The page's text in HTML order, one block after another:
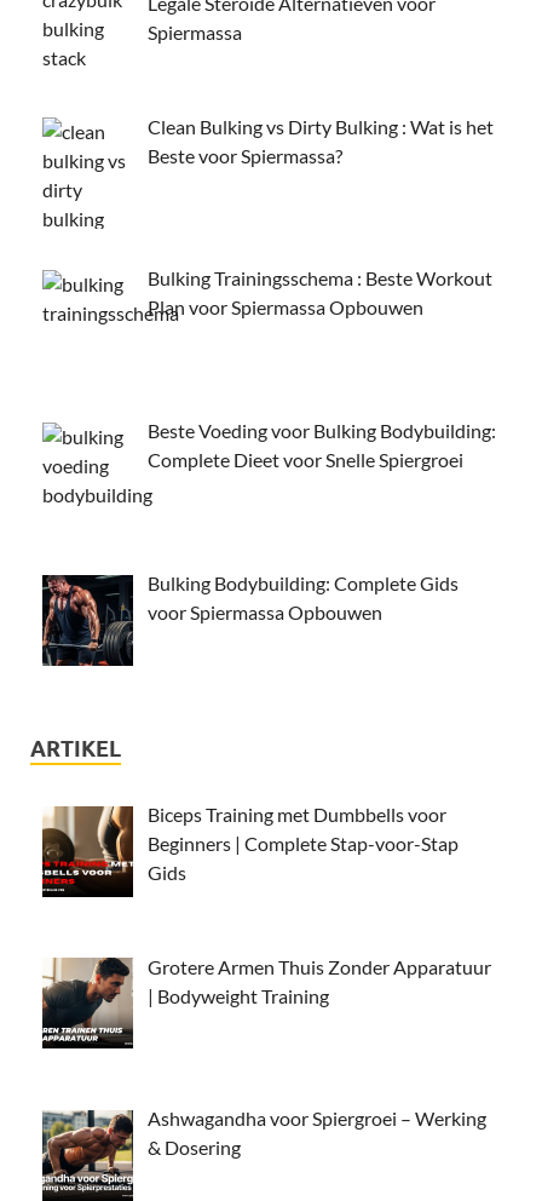
Spiermassa
Clean Bulking vs Dirty Bulking : Wat is het
Beste voor Spiermassa?
Bulking Trainingsschema : Beste Workout
Plan voor Spiermassa Opbouwen
Beste Voeding voor Bulking Bodybuilding:
Complete Dieet voor Snelle Spiergroei
Bulking Bodybuilding: Complete Gids
voor Spiermassa Opbouwen
ARTIKEL
Biceps Training met Dumbbells voor
Beginners | Complete Stap-voor-Stap
Gids
Grotere Armen Thuis Zonder Apparatuur
| Bodyweight Training
Ashwagandha voor Spiergroei – Werking
& Dosering